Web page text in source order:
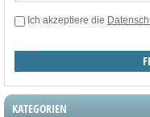
Ich akzeptiere die
KATEGORIEN